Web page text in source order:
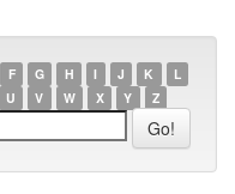
F G H I J K
L
U V W X Y Z